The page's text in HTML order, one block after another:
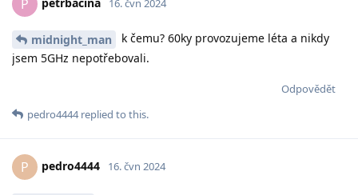
P 16. čvn 2024
midnight_man
k čemu? 60ky provozujeme léta a nikdy
jsem 5GHz nepotřebovali.
Odpovědět
pedro4444replied to this.
P pedro4444 16. čvn 2024